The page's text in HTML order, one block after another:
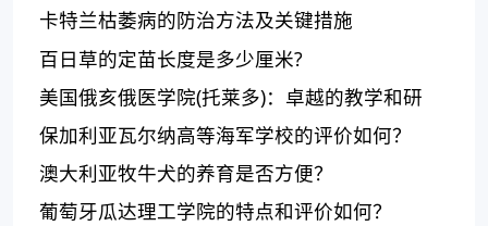
卡特兰枯萎病的防治方法及关键措施
百日草的定苗长度是多少厘米?
美国俄亥俄医学院(托莱多)：卓越的教学和研
究，社区服务和公共卫生的积极推动者
保加利亚瓦尔纳高等海军学校的评价如何？
澳大利亚牧牛犬的养育是否方便？
葡萄牙瓜达理工学院的特点和评价如何？